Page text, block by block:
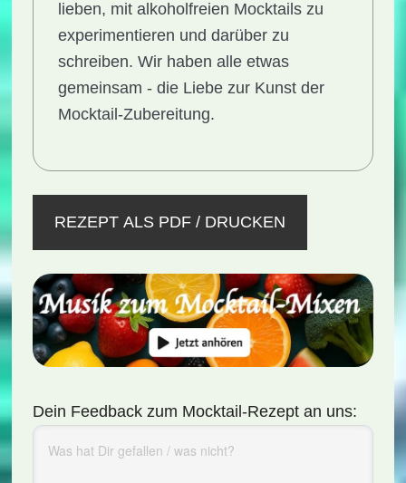
lieben, mit alkoholfreien Mocktails zu
experimentieren und darüber zu
schreiben. Wir haben alle etwas
gemeinsam - die Liebe zur Kunst der
Mocktail-Zubereitung.
REZEPT ALS PDF / DRUCKEN
Dein Feedback zum Mocktail-Rezept an uns: